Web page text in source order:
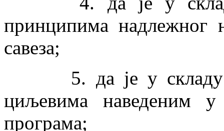
принципима надлежног
савеза;
5. да је у складу
циљевима наведеним
програма;